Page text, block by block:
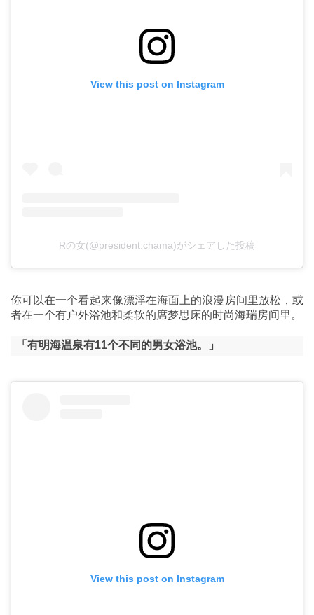
View this post on Instagram
Rの女(@president.chama)がシェアした投稿
你可以在一个看起来像漂浮在海面上的浪漫房间里放松，或
者在一个有户外浴池和柔软的席梦思床的时尚海瑞房间里。
「有明海温泉有11个不同的男女浴池。」
View this post on Instagram